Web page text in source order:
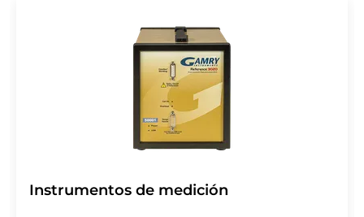
Instrumentos de medición